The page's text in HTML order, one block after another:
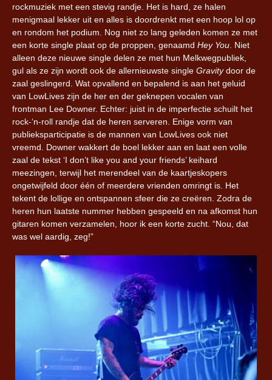
rockmuziek met een stevig randje. Het is hard, ze halen
menigmaal lekker uit en alles is doordrenkt met een hoop lol op
en rondom het podium. Nog niet zo lang geleden komen ze met
een korte single plaat op de proppen, genaamd Hey You . Niet
alleen deze nieuwe single delen ze met hun Melkwegpubliek,
gul als ze zijn wordt ook de allernieuwste single Gravitydoor de
zaal geslingerd. Wat opvallend en bepalend is aan het geluid
van LowLives zijn de her en der geknepen vocalen van
frontman Lee Downer. Echter: juist in de imperfectie schuilt het
rock-‘n-roll randje dat de heren serveren. Enige vorm van
publieksparticipatie is de mannen van LowLives ook niet
vreemd. Downer wakkert de boel lekker aan en laat een volle
zaal de tekst ‘I don’t like you and your friends’ keihard
meezingen, terwijl het merendeel van de kaartjeskopers
ongetwijfeld door één of meerdere vrienden omringt is. Het
tekent de lollige en ontspannen sfeer die ze creëren. Zodra de
heren hun laatste nummer hebben gespeeld en na afkomst hun
gitaren komen verzamelen, hoor ik een korte zucht. “Nou, dat
was wel aardig, zeg!”